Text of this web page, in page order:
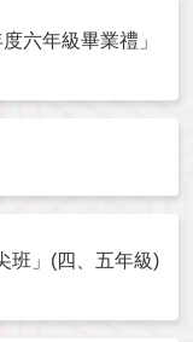
六年級畢業禮」
班」(四、五年級)